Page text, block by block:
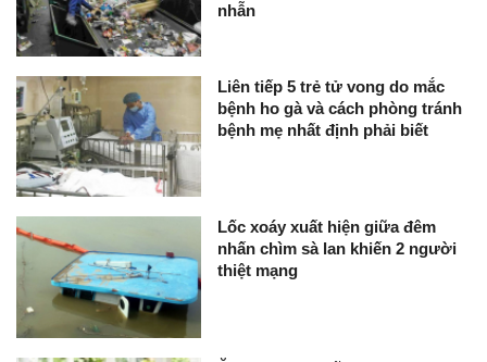
nhẫn
Liên tiếp 5 trẻ tử vong do mắc
bệnh ho gà và cách phòng tránh
bệnh mẹ nhất định phải biết
Lốc xoáy xuất hiện giữa đêm
nhấn chìm sà lan khiến 2 người
thiệt mạng